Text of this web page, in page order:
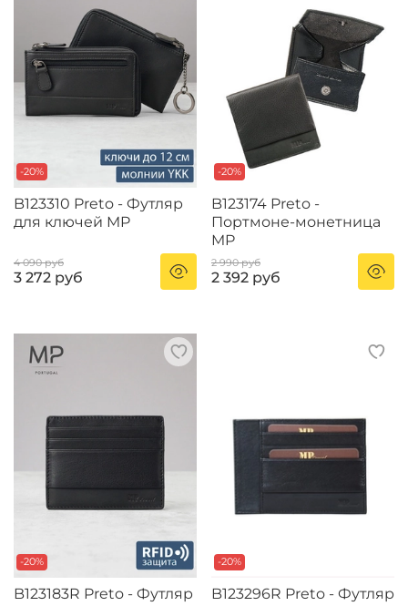
-20%
B123310 Preto - Футляр
для ключей MP
4 090 руб
3 272 руб
-20%
B123174 Preto -
Портмоне-монетница
MP
2 990 руб
2 392 руб
-20%
B123183R Preto - Футляр
-20%
B123296R Preto - Футляр